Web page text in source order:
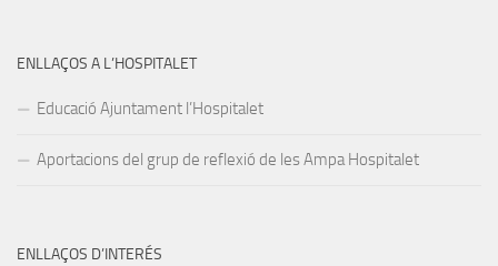
ENLLAÇOS A L’HOSPITALET
Educació Ajuntament l’Hospitalet
Aportacions del grup de reflexió de les Ampa Hospitalet
ENLLAÇOS D’INTERÉS